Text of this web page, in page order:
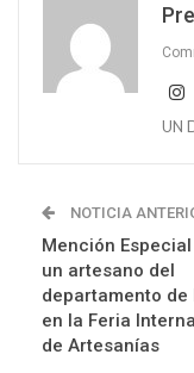
UN
NOTICIA
Mención
un artesano del
departamento de
en la Feria
de Artesanías